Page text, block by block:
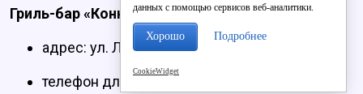
Гриль-бар «Конюшня»:
адрес: ул. Ленина, 82;
телефон для бронирования столов: 64-10-86;
данных с помощью сервисов веб-аналитики.
Хорошо Подробнее
CookieWidget